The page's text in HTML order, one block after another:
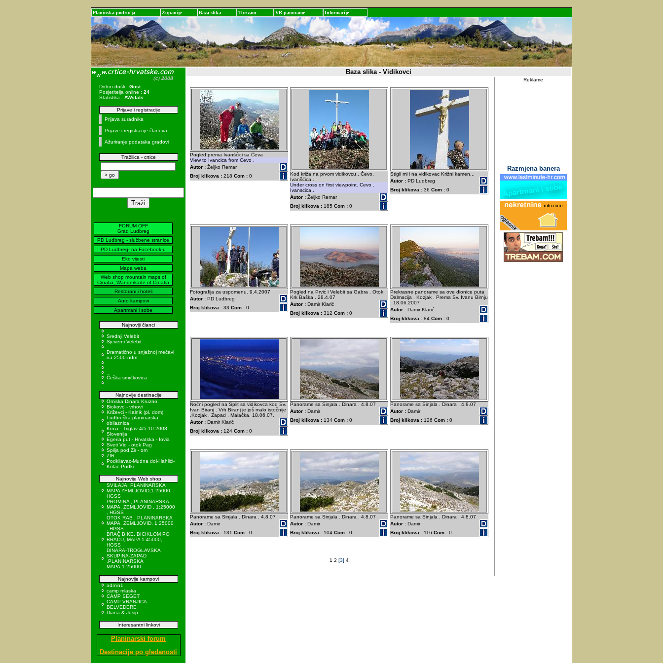
Planinska područja Županije Baza slika Turizam VR panorame Informacije
Dobro došli : Gost
Posjetitelja online : 24
Statistika : AWstats
Prijave i registracije
Prijava suradnika
Prijave i registracije članova
Ažuriranje podataka gradovi
Tražilica - crtice
FORUM OFF
Grad Ludbreg
PD Ludbreg - službene stranice
PD Ludbreg- na Facebook-u
Eko vijesti
Mapa weba
Web shop mountain maps of
Croatia, Wanderkarte of Croatia
Restorani i hoteli
Auto kampovi
Apartmani i sobe
Najnoviji članci
Srednji Velebit
Sjeverni Velebit
Dramatično u snježnoj mećavi
na 2500 ndm
Češka smrčkovica
Najnovije destinacije
Omiska Dinara Kruzno
Biokovo - vrhovi
Križevci - Kalnik (pl. dom)
Ludbreška planinarska
obilaznica
Krma - Triglav 4/5.10.2008
Slovenija
Egeria put - Hrvatska - Iovia
Sveti Vid - otok Pag
Spilja pod Zir - om
ZIR
Podkilavac-Mudna dol-Hahlići-
Kolac-Podki
Najnovije Web shop
SVILAJA, PLANINARSKA
MAPA ZEMLJOVID,1:25000,
HGSS
PROMINA , PLANINARSKA
MAPA, ZEMLJOVID , 1:25000
, HGSS
OTOK RAB , PLANINARSKA
MAPA, ZEMLJOVID, 1:25000
, HGSS
BRAČ BIKE, BICIKLOM PO
BRAČU, MAPA 1:45000,
HGSS
DINARA-TROGLAVSKA
SKUPINA-ZAPAD
,PLANINARSKA
MAPA,1:25000
Najnovije kampovi
admin1
camp mlaska
CAMP SEGET
CAMP VRANJICA
BELVEDERE
Diana & Josip
Interesantni linkovi
Planinarski forum
Destinacije po gledanosti
Baza slika - Vidikovci
Pogled prema Ivanšćici sa Čeva .
View to Ivancica from Cevo .
Autor : Željko Remar
Broj klikova : 218 Com : 0
Kod križa na prvom vidikovcu . Čevo.
Ivanšćica .
Under cross on first viewpoint. Cevo .
Ivanscica .
Autor : Željko Remar
Broj klikova : 185 Com : 0
Stigli mi i na vidikovac Križni kamen...
Autor : PD Ludbreg
Broj klikova : 36 Com : 0
Fotografija za uspomenu. 9.4.2007
Autor : PD Ludbreg
Broj klikova : 33 Com : 0
Pogled na Prvić i Velebit sa Gabra . Otok
Krk Baška . 28.4.07
Autor : Damir Klarić
Broj klikova : 312 Com : 0
Prekrasne panorame sa ove dionice puta
Dalmacija . Kozjak . Prema Sv. Ivanu Birnju
. 18.06.2007
Autor : Damir Klarić
Broj klikova : 84 Com : 0
Noćni pogled na Split sa vidikovca kod Sv.
Ivan Biranj . Vrh Biranj je još malo istočnije
.Kozjak . Zapad . Malačka. 18.06.07.
Autor : Damir Klarić
Broj klikova : 124 Com : 0
Panorame sa Sinjala . Dinara . 4.8.07
Autor : Damir
Broj klikova : 134 Com : 0
Panorame sa Sinjala . Dinara . 4.8.07
Autor : Damir
Broj klikova : 126 Com : 0
Panorame sa Sinjala . Dinara . 4.8.07
Autor : Damir
Broj klikova : 131 Com : 0
Panorame sa Sinjala . Dinara . 4.8.07
Autor : Damir
Broj klikova : 104 Com : 0
Panorame sa Sinjala . Dinara . 4.8.07
Autor : Damir
Broj klikova : 116 Com : 0
1 2 [3] 4
Reklame
Razmjena banera